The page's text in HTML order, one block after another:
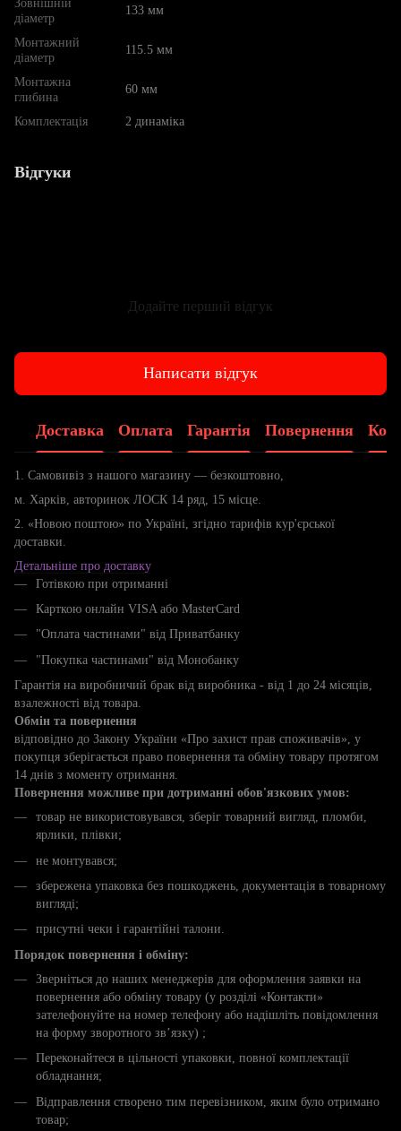
Зовнішній
діаметр
133 мм
Монтажний
діаметр
115.5 мм
Монтажна
глибина
60 мм
Комплектація 2 динаміка
Відгуки
Додайте перший відгук
Написати відгук
Доставка Оплата Гарантія Повернення
1. Самовивіз з нашого магазину — безкоштовно,
м. Харків, авторинок ЛОСК 14 ряд, 15 місце.
2. «Новою поштою» по Україні, згідно тарифів кур'єрської
доставки.
Детальніше про доставку
Готівкою при отриманні
Карткою онлайн VISA або MasterCard
"Оплата частинами" від Приватбанку
"Покупка частинами" від Монобанку
Гарантія на виробничий брак від виробника - від 1 до 24 місяців,
взалежності від товара.
Обмін та повернення
відповідно до Закону України «Про захист прав споживачів», у
покупця зберігається право повернення та обміну товару протягом
14 днів з моменту отримання.
Повернення можливе при дотриманні обов'язкових умов:
товар не використовувався, зберіг товарний вигляд, пломби,
ярлики, плівки;
не монтувався;
збережена упаковка без пошкоджень, документація в товарному
вигляді;
присутні чеки і гарантійні талони.
Порядок повернення і обміну:
Зверніться до наших менеджерів для оформлення заявки на
повернення або обміну товару (у розділі «Контакти»
зателефонуйте на номер телефону або надішліть повідомлення
на форму зворотного зв’язку) ;
Переконайтеся в цільності упаковки, повної комплектації
обладнання;
Відправлення створено тим перевізником, яким було отримано
товар;